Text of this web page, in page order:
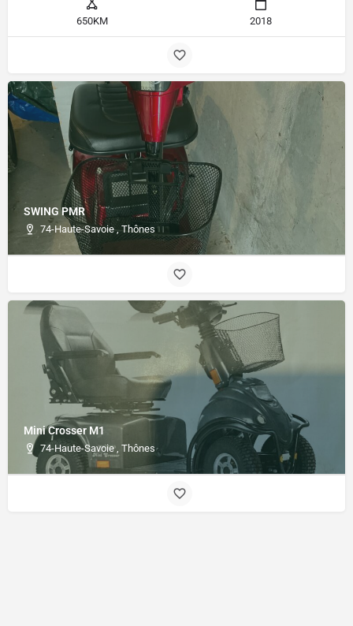
650KM 2018
SWING PMR
74-Haute-Savoie , Thônes
Mini Crosser M1
74-Haute-Savoie , Thônes